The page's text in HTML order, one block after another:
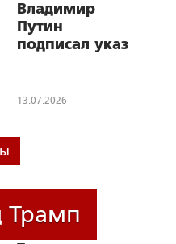
Владимир
Путин
подписал указ
в 2027 году
дня рождения
Крымского
13.07.2026
Трамп